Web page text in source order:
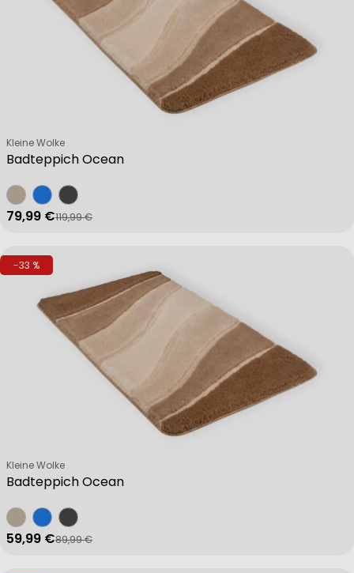
Badteppich Ocean
Verkäufer:
Kleine Wolke
Verkaufspreis
79,99 €
Regulärer Preis
119,99 €
-33 %
Badteppich Ocean
Verkäufer:
Kleine Wolke
Verkaufspreis
59,99 €
Regulärer Preis
89,99 €